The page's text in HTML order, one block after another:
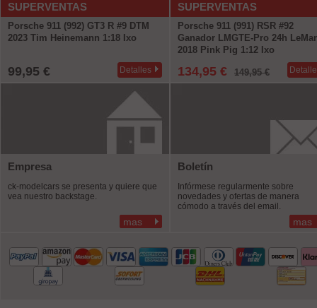
SUPERVENTAS
Porsche 911 (992) GT3 R #9 DTM
2023 Tim Heinemann 1:18 Ixo
99,95 € Detalles
SUPERVENTAS
Porsche 911 (991) RSR #92
Ganador LMGTE-Pro 24h
2018 Pink Pig 1:12 Ixo
134,95 € 149,95 €
Empresa
ck-modelcars se presenta y quiere que
vea nuestro backstage.
mas
Boletín
Infórmese regularmente sobre
novedades y ofertas de manera
cómodo a través del email.
mas